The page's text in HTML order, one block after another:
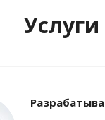
Услуги